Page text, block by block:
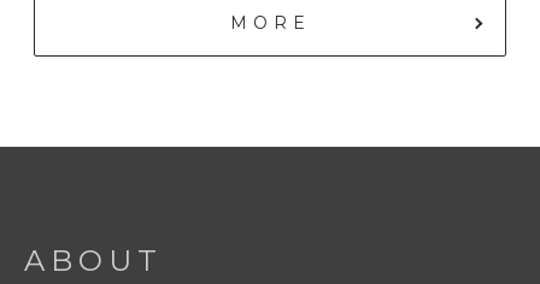
MORE
ABOUT